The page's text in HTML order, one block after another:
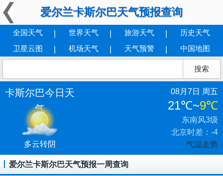
爱尔兰卡斯尔巴天气预报查询
全国天气 世界天气 旅游天气
历史天气
卫星云图
机场天气 天气预警 中国地图
卡斯尔巴今日天
气
多云转阴
08月7日 周五
21℃~9℃
东南风3级
北京时差：-4
气温走势
爱尔兰卡斯尔巴天气预报一周查询